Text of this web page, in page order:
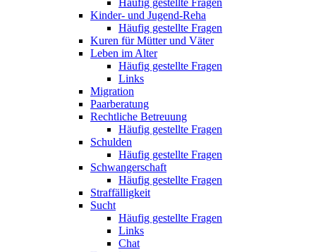
Häufig gestellte Fragen
Kinder- und Jugend-Reha
Häufig gestellte Fragen
Kuren für Mütter und Väter
Leben im Alter
Häufig gestellte Fragen
Links
Migration
Paarberatung
Rechtliche Betreuung
Häufig gestellte Fragen
Schulden
Häufig gestellte Fragen
Schwangerschaft
Häufig gestellte Fragen
Straffälligkeit
Sucht
Häufig gestellte Fragen
Links
Chat